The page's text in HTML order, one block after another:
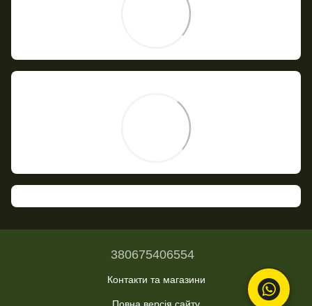
380675406554
Контакти та магазини
Повна версія сайту